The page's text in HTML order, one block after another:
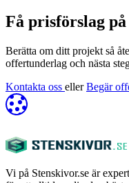
Få prisförslag
Berätta om ditt projekt så
offertunderlag och nästa
Kontakta oss eller Begär
Vi på Stenskivor.se är